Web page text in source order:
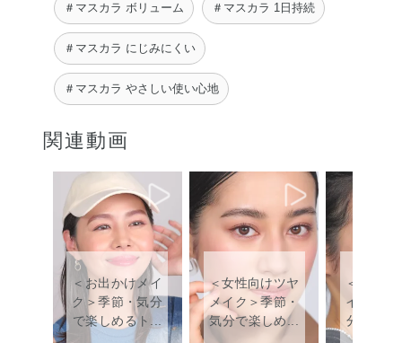
＃マスカラ ボリューム ＃マスカラ 1日持続
＃マスカラ にじみにくい
＃マスカラ やさしい使い心地
関連動画
＜お出かけメイ
ク＞季節・気分
で楽しめるト...
＜女性向けツヤ
メイク＞季節・
気分で楽しめ...
＜耐久垢
イク＞季
分で楽し